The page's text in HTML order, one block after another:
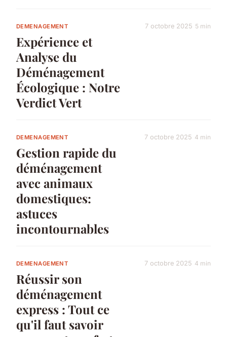
DEMENAGEMENT
Expérience et
Analyse du
Déménagement
Écologique : Notre
Verdict Vert
7 octobre 2025 5 min
DEMENAGEMENT
Gestion rapide du
déménagement
avec animaux
domestiques:
astuces
incontournables
7 octobre 2025 4 min
DEMENAGEMENT
Réussir son
déménagement
express : Tout ce
qu'il faut savoir
7 octobre 2025 4 min